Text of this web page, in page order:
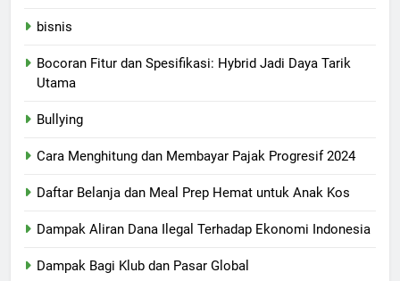
bisnis
Bocoran Fitur dan Spesifikasi: Hybrid Jadi Daya Tarik
Utama
Bullying
Cara Menghitung dan Membayar Pajak Progresif 2024
Daftar Belanja dan Meal Prep Hemat untuk Anak Kos
Dampak Aliran Dana Ilegal Terhadap Ekonomi Indonesia
Dampak Bagi Klub dan Pasar Global